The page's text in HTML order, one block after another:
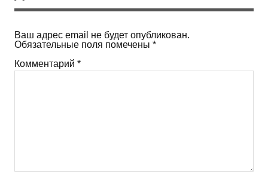
Ваш адрес email не будет опубликован.
Обязательные поля помечены *
Комментарий *